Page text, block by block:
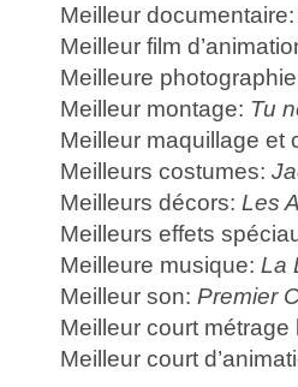
Meilleur documentaire:
Meilleur film
Meilleure
Meilleur montage: Tu
Meilleur maquillage et
Meilleurs costumes:
Meilleurs décors: Les
Meilleurs effets
Meilleure musique: La
Meilleur son: Premier
Meilleur court métrage
Meilleur court